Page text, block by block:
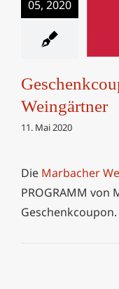
05, 2020
Weingärtner
11. Mai 2020
Die Marbacher
PROGRAMM von
Geschenkcoupon.